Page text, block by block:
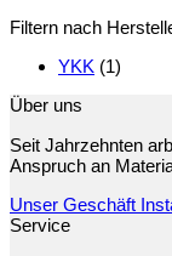
Filtern nach
YKK (1)
Über uns
Seit Jahrzehnten
Anspruch an
Unser Geschäft
Service